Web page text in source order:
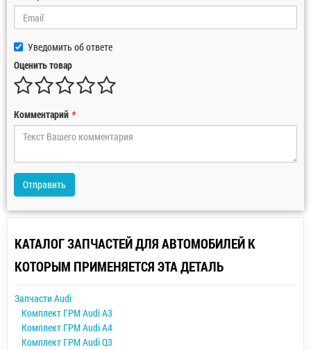
Уведомить об ответе
Оценить товар
Комментарий *
Отправить
КАТАЛОГ ЗАПЧАСТЕЙ ДЛЯ АВТОМОБИЛЕЙ К
КОТОРЫМ ПРИМЕНЯЕТСЯ ЭТА ДЕТАЛЬ
Запчасти Audi
Комплект ГРМ Audi A3
Комплект ГРМ Audi A4
Комплект ГРМ Audi Q3